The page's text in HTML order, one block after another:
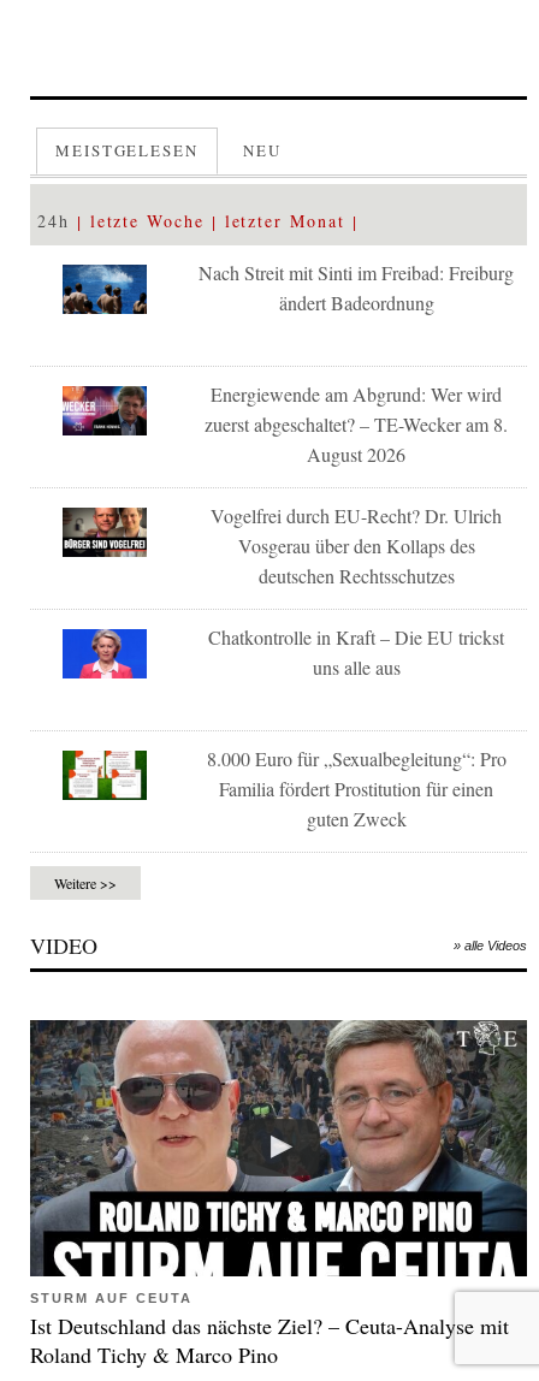
MEISTGELESEN NEU
24h letzte Woche letzter Monat
Nach Streit mit Sinti im Freibad: Freiburg
ändert Badeordnung
Energiewende am Abgrund: Wer wird
zuerst abgeschaltet? – TE-Wecker am 8.
August 2026
Vogelfrei durch EU-Recht? Dr. Ulrich
Vosgerau über den Kollaps des
deutschen Rechtsschutzes
Chatkontrolle in Kraft – Die EU trickst
uns alle aus
8.000 Euro für „Sexualbegleitung“: Pro
Familia fördert Prostitution für einen
guten Zweck
Weitere >>
VIDEO » alle Videos
STURM AUF CEUTA
Ist Deutschland das nächste Ziel? – Ceuta-Analyse mit
Roland Tichy & Marco Pino